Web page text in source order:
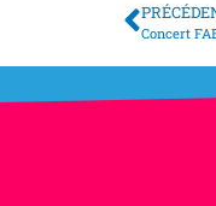
Concert